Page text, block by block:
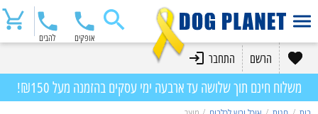
אופקים להבים
הרשם התחבר
משלוח חינם תוך שלושה עד ארבעה ימי עסקים בהזמנה מעל ₪150!